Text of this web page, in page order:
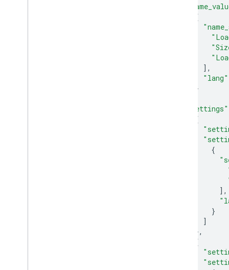
{
],
"lang"
}
"settings"
{
{
],
}
]
},
{